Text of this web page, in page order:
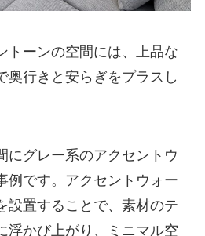
トーンの空間には、上品な
奥行きと安らぎをプラスし
にグレー系のアクセントウ
例です。アクセントウォー
設置することで、素材のテ
浮かび上がり、ミニマル空